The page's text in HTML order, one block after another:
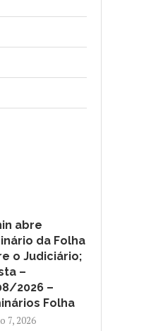
abre
da Folha
o Judiciário;
–
2026 –
Folha
7, 2026